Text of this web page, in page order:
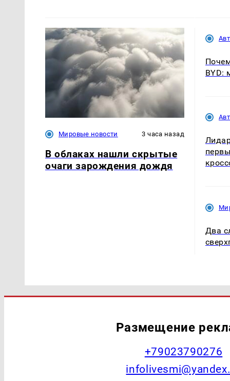
Мировые новости 3 часа назад
В облаках нашли скрытые
очаги зарождения дождя
BYD:
Два
Размещение
+79023790276